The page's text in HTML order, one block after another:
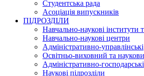
Студентська рада
Асоціація випускників
ПІДРОЗДІЛИ
Навчально-наукові інститути
Навчально-наукові центри
Адміністративно-управлінські
Освітньо-виховний та
Адміністративно-господарські
Наукові підрозділи